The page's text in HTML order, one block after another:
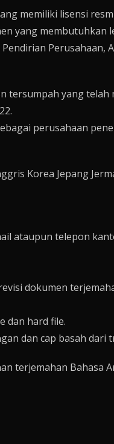
memiliki lisensi
yang membutuhkan
Perusahaan,
tersumpah yang
perusahaan
Korea Jepang
ataupun telepon
dokumen
dan hard file.
dan cap basah dari
terjemahan Bahasa